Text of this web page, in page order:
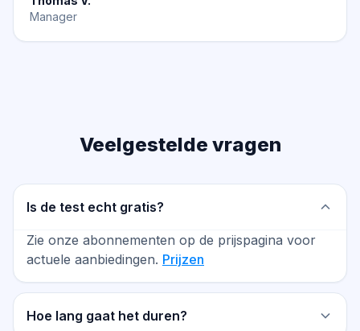
Manager
Veelgestelde vragen
Is de test echt gratis?
Zie onze abonnementen op de prijspagina voor
actuele aanbiedingen. Prijzen
Hoe lang gaat het duren?